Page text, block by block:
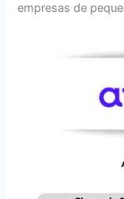
empresas de